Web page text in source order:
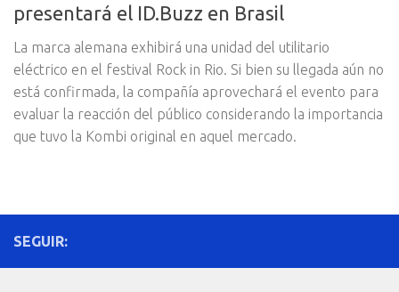
presentará el ID.Buzz en Brasil
La marca alemana exhibirá una unidad del utilitario
eléctrico en el festival Rock in Rio. Si bien su llegada aún no
está confirmada, la compañía aprovechará el evento para
evaluar la reacción del público considerando la importancia
que tuvo la Kombi original en aquel mercado.
SEGUIR: